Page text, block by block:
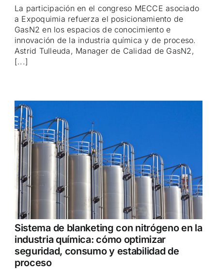
La participación en el congreso MECCE asociado
a Expoquimia refuerza el posicionamiento de
GasN2 en los espacios de conocimiento e
innovación de la industria química y de proceso.
Astrid Tulleuda, Manager de Calidad de GasN2,
[...]
Sistema de blanketing con nitrógeno en la
industria química: cómo optimizar
seguridad, consumo y estabilidad de
proceso